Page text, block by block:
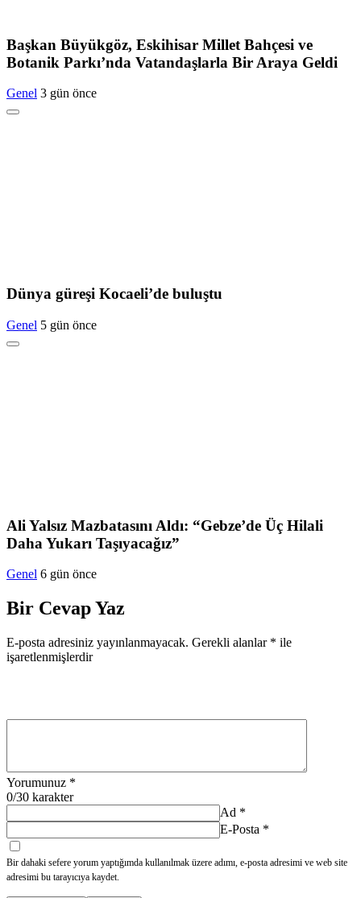
Başkan Büyükgöz, Eskihisar Millet Bahçesi ve
Botanik Parkı’nda Vatandaşlarla Bir Araya Geldi
Genel 3 gün önce
Dünya güreşi Kocaeli’de buluştu
Genel 5 gün önce
Ali Yalsız Mazbatasını Aldı: “Gebze’de Üç Hilali
Daha Yukarı Taşıyacağız”
Genel 6 gün önce
Bir Cevap Yaz
E-posta adresiniz yayınlanmayacak. Gerekli alanlar * ile
işaretlenmişlerdir
Yorumunuz *
0/30 karakter
Ad *
E-Posta *
Bir dahaki sefere yorum yaptığımda kullanılmak üzere adımı, e-posta adresimi ve web site
adresimi bu tarayıcıya kaydet.